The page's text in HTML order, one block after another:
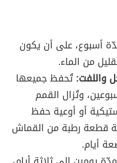
أسبوع، على أن يكون
من الماء.
واللفت:تُحفظ جميعها
وتُزال القمم
أو أوعية حفظ
قطعة رطبة من القماش
أيام.